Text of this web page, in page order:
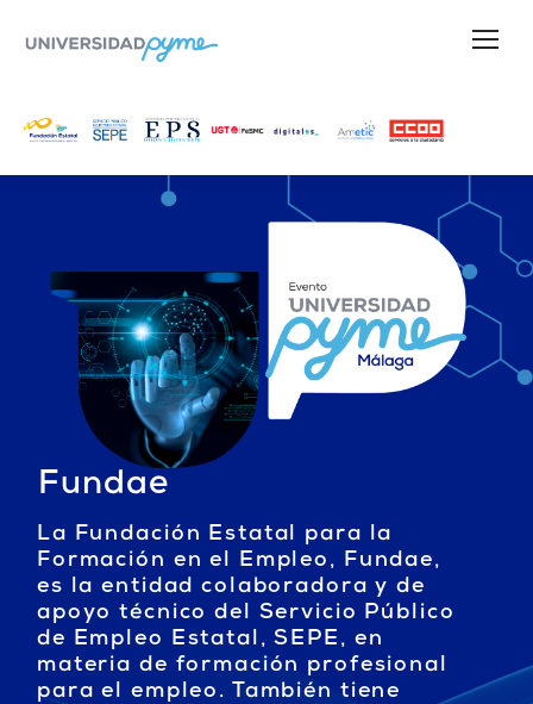
La Fundación Estatal para la
Formación en el Empleo, Fundae,
es la entidad colaboradora y de
apoyo técnico del Servicio Público
de Empleo Estatal, SEPE, en
materia de formación profesional
para el empleo. También tiene
Fundae